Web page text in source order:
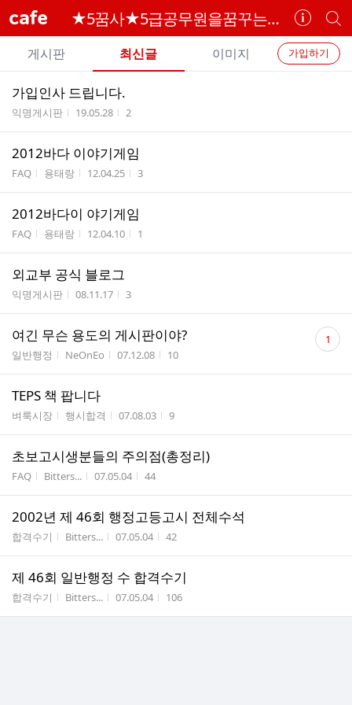
cafe ★5꿈사★5급공무원을꿈꾸는사람들
카
페
정
보
개
별
카
페
카
페
메
뉴
가입하기
게시판 최신글 이미지
체
글
리
가입인사 드립니다.
게시판명
익명게시판 작성시간
19.05.28 조회수
2
2012바다 이야기게임
게시판명
FAQ 작성자
용태랑 작성시간
12.04.25 조회수
3
2012바다이 야기게임
게시판명
FAQ 작성자
용태랑 작성시간
12.04.10 조회수
1
외교부 공식 블로그
게시판명
익명게시판 작성시간
08.11.17 조회수
3
여긴 무슨 용도의 게시판이야?
게시판명
일반행정 작성자
NeOnEo 작성시간
07.12.08 조회수
10
댓
글 1
TEPS 책 팝니다
게시판명
벼룩시장 작성자
행시합격 작성시간
07.08.03 조회수
9
초보고시생분들의 주의점(총정리)
게시판명
FAQ 작성자
Bitters... 작성시간
07.05.04 조회수
44
2002년 제 46회 행정고등고시 전체수석
게시판명
합격수기 작성자
Bitters... 작성시간
07.05.04 조회수
42
제 46회 일반행정 수 합격수기
게시판명
합격수기 작성자
Bitters... 작성시간
07.05.04 조회수
106